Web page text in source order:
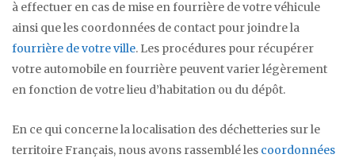
à effectuer en cas de mise en fourrière de votre véhicule
ainsi que les coordonnées de contact pour joindre la
fourrière de votre ville. Les procédures pour récupérer
votre automobile en fourrière peuvent varier légèrement
en fonction de votre lieu d’habitation ou du dépôt.
En ce qui concerne la localisation des déchetteries sur le
territoire Français, nous avons rassemblé les coordonnées